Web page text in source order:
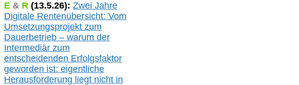
E & R (13.5.26): Zwei Jahre
Digitale Rentenübersicht: Vom
Umsetzungsprojekt zum
Dauerbetrieb – warum der
Intermediär zum
entscheidenden Erfolgsfaktor
geworden ist: eigentliche
Herausforderung liegt nicht in